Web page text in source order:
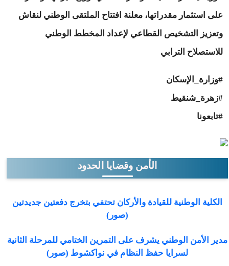
على استثمار مقدراتها، معلنة افتتاح الملتقى الوطني لنقاش
وتعزيز التشخيص القطاعي لإعداد المخطط الوطني
للاستصلاح الترابي
#وزارة_الإسكان
#زهرة_شنقيط
#تابعونا
الأمن وقضايا الحدود
الكلية الوطنية للقيادة والأركان تحتفي بتخرج دفعتين جديدتين
(صور)
مدير الأمن الوطني يشرف على التمرين الختامي للمرحلة الثانية
لسرايا حفظ النظام في نواكشوط (صور)